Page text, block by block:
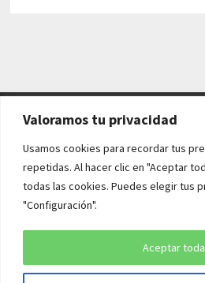
Valoramos tu privacidad
Usamos cookies para recordar tus
repetidas. Al hacer clic en "Aceptar
todas las cookies. Puedes elegir tus
"Configuración".
Aceptar
AVISO LEGAL Y POLÍTICAS
Aviso legal
Política de cookies